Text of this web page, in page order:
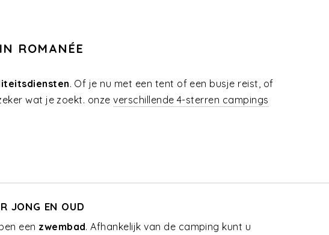
ROMANÉE
. Of je nu met een tent of een busje reist, of
wat je zoekt. onzeverschillende 4-sterren campings
JONG EN OUD
een zwembad. Afhankelijk van de camping kunt u